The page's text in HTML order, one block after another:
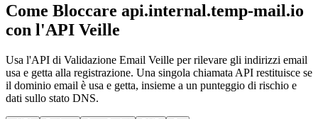
Come Bloccare api.internal.temp-mail.io
con l'API Veille
Usa l'API di Validazione Email Veille per rilevare gli indirizzi email
usa e getta alla registrazione. Una singola chiamata API restituisce se
il dominio email è usa e getta, insieme a un punteggio di rischio e
dati sullo stato DNS.